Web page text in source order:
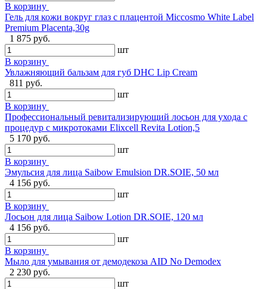
В корзину
Гель для кожи вокруг глаз с плацентой Miccosmo White Label
Premium Placenta,30g
1 875 руб.
шт
В корзину
Увлажняющий бальзам для губ DHC Lip Cream
811 руб.
шт
В корзину
Профессиональный ревитализирующий лосьон для ухода с
процедур с микротоками Elixcell Revita Lotion,5
5 170 руб.
шт
В корзину
Эмульсия для лица Saibow Emulsion DR.SOIE, 50 мл
4 156 руб.
шт
В корзину
Лосьон для лица Saibow Lotion DR.SOIE, 120 мл
4 156 руб.
шт
В корзину
Мыло для умывания от демодекоза AID No Demodex
2 230 руб.
шт